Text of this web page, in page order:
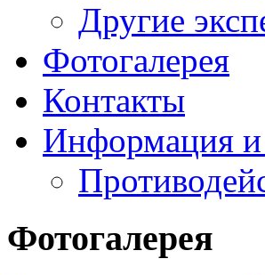
Другие
Фотогалерея
Контакты
Информация
Фотогалерея